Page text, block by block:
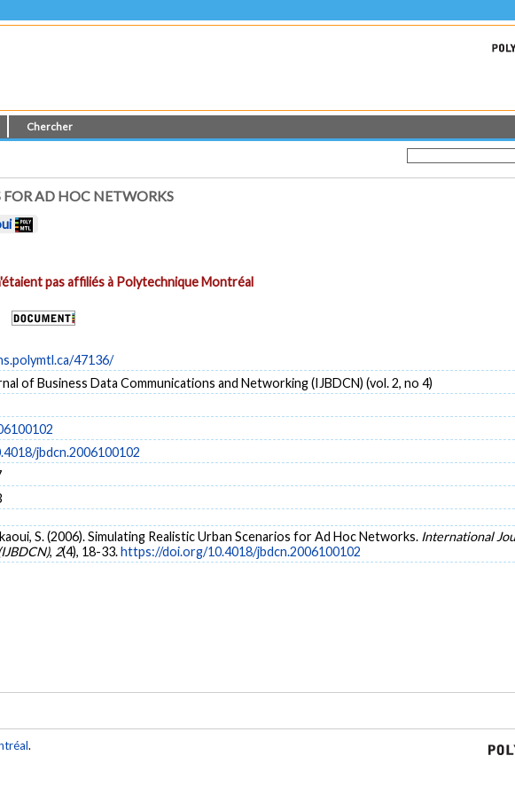
Chercher
AD HOC NETWORKS
pas affiliés à Polytechnique Montréal
47136/
of Business Data Communications and Networking (IJBDCN) (vol. 2, no 4)
jbdcn.2006100102
S. (2006). Simulating Realistic Urban Scenarios for Ad Hoc Networks. International
, 2(4), 18-33.https://doi.org/10.4018/jbdcn.2006100102
.